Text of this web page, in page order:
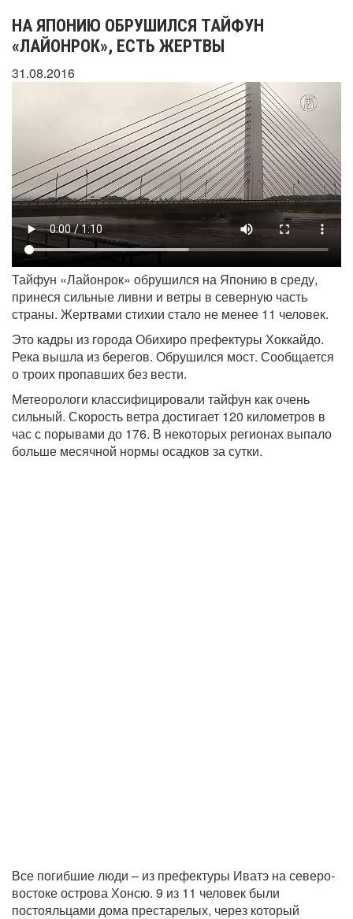
НА ЯПОНИЮ ОБРУШИЛСЯ ТАЙФУН
«ЛАЙОНРОК», ЕСТЬ ЖЕРТВЫ
31.08.2016
Тайфун «Лайонрок» обрушился на Японию в среду,
принеся сильные ливни и ветры в северную часть
страны. Жертвами стихии стало не менее 11 человек.
Это кадры из города Обихиро префектуры Хоккайдо.
Река вышла из берегов. Обрушился мост. Сообщается
о троих пропавших без вести.
Метеорологи классифицировали тайфун как очень
сильный. Скорость ветра достигает 120 километров в
час с порывами до 176. В некоторых регионах выпало
больше месячной нормы осадков за сутки.
Все погибшие люди – из префектуры Иватэ на северо-
востоке острова Хонсю. 9 из 11 человек были
постояльцами дома престарелых, через который